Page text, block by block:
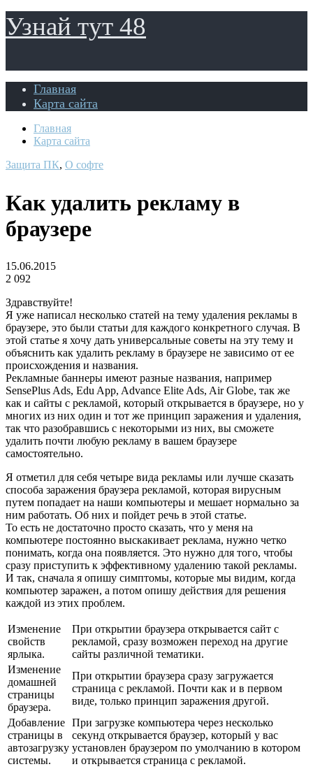
Узнай тут 48
Главная
Карта сайта
Главная
Карта сайта
Защита ПК, О софте
Как удалить рекламу в
браузере
15.06.2015
2 092
Здравствуйте!
Я уже написал несколько статей на тему удаления рекламы в
браузере, это были статьи для каждого конкретного случая. В
этой статье я хочу дать универсальные советы на эту тему и
объяснить как удалить рекламу в браузере не зависимо от ее
происхождения и названия.
Рекламные баннеры имеют разные названия, например
SensePlus Ads, Edu App, Advance Elite Ads, Air Globe, так же
как и сайты с рекламой, который открывается в браузере, но у
многих из них один и тот же принцип заражения и удаления,
так что разобравшись с некоторыми из них, вы сможете
удалить почти любую рекламу в вашем браузере
самостоятельно.
Я отметил для себя четыре вида рекламы или лучше сказать
способа заражения браузера рекламой, которая вирусным
путем попадает на наши компьютеры и мешает нормально за
ним работать. Об них и пойдет речь в этой статье.
То есть не достаточно просто сказать, что у меня на
компьютере постоянно выскакивает реклама, нужно четко
понимать, когда она появляется. Это нужно для того, чтобы
сразу приступить к эффективному удалению такой рекламы.
И так, сначала я опишу симптомы, которые мы видим, когда
компьютер заражен, а потом опишу действия для решения
каждой из этих проблем.
Изменение
свойств
ярлыка.
При открытии браузера открывается сайт с
рекламой, сразу возможен переход на другие
сайты различной тематики.
Изменение
домашней
страницы
браузера.
При открытии браузера сразу загружается
страница с рекламой. Почти как и в первом
виде, только принцип заражения другой.
Добавление
страницы в
автозагрузку
системы.
При загрузке компьютера через несколько
секунд открывается браузер, который у вас
установлен браузером по умолчанию в котором
и открывается страница с рекламой.